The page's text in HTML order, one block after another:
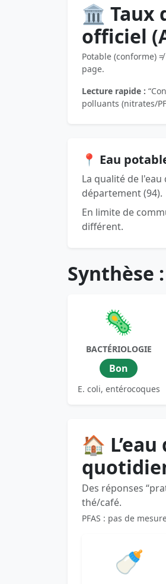
🏛️ Taux
officiel
Potable (conforme)
page.
Lecture rapide :
polluants (nitrates/
📍 Eau
La qualité de
département (94).
En limite de
différent.
Synthèse
🦠
BACTÉRIOLOGIE
Bon
E. coli, entérocoques
🏠 L’eau
Des réponses
thé/café.
PFAS : pas de
🍼